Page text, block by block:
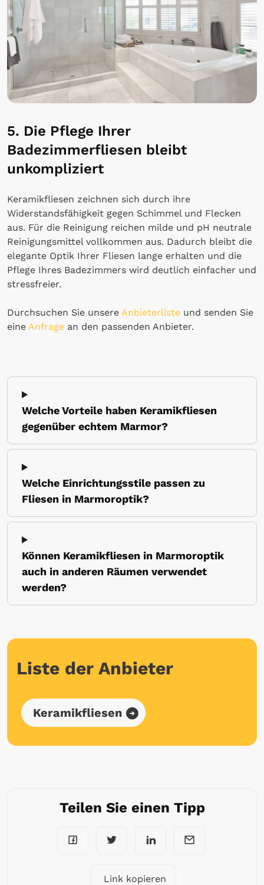
5. Die Pflege Ihrer
Badezimmerfliesen bleibt
unkompliziert
Keramikfliesen zeichnen sich durch ihre
Widerstandsfähigkeit gegen Schimmel und Flecken
aus. Für die Reinigung reichen milde und pH neutrale
Reinigungsmittel vollkommen aus. Dadurch bleibt die
elegante Optik Ihrer Fliesen lange erhalten und die
Pflege Ihres Badezimmers wird deutlich einfacher und
stressfreier.
Durchsuchen Sie unsere Anbieterliste und senden Sie
eine Anfrage an den passenden Anbieter.
Welche Vorteile haben Keramikfliesen
gegenüber echtem Marmor?
Welche Einrichtungsstile passen zu
Fliesen in Marmoroptik?
Können Keramikfliesen in Marmoroptik
auch in anderen Räumen verwendet
werden?
Liste der Anbieter
Keramikfliesen
Teilen Sie einen Tipp
Link kopieren